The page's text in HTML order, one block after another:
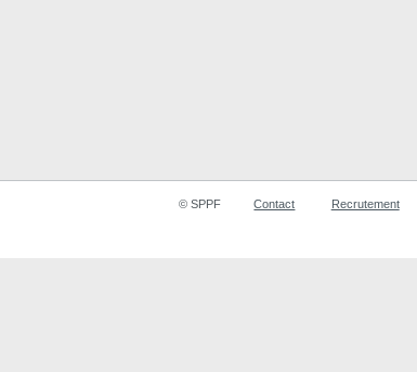
© SPPF Contact Recrutement